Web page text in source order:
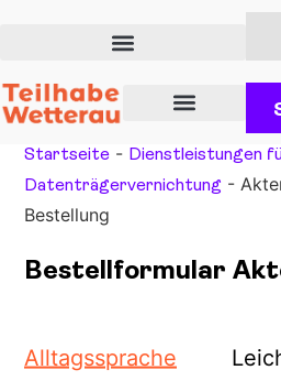
Startseite - Dienstleistungen
Datenträgervernichtung -
Bestellung
Bestellformular
Alltagssprache